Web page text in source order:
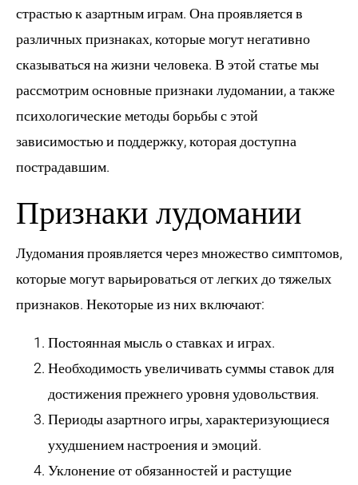
страстью к азартным играм. Она проявляется в
различных признаках, которые могут негативно
сказываться на жизни человека. В этой статье мы
рассмотрим основные признаки лудомании, а также
психологические методы борьбы с этой
зависимостью и поддержку, которая доступна
пострадавшим.
Признаки лудомании
Лудомания проявляется через множество симптомов,
которые могут варьироваться от легких до тяжелых
признаков. Некоторые из них включают:
Постоянная мысль о ставках и играх.
Необходимость увеличивать суммы ставок для
достижения прежнего уровня удовольствия.
Периоды азартного игры, характеризующиеся
ухудшением настроения и эмоций.
Уклонение от обязанностей и растущие